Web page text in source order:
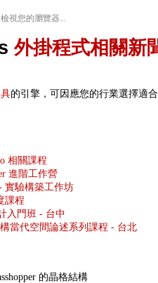
視您的瀏覽器...
外掛程式相關新
的引擎，可因應您的行業選擇適
相關課程
進階工作營
實驗構築工作坊
課程
入門班 - 台中
當代空間論述系列課程 - 台北
的晶格結構